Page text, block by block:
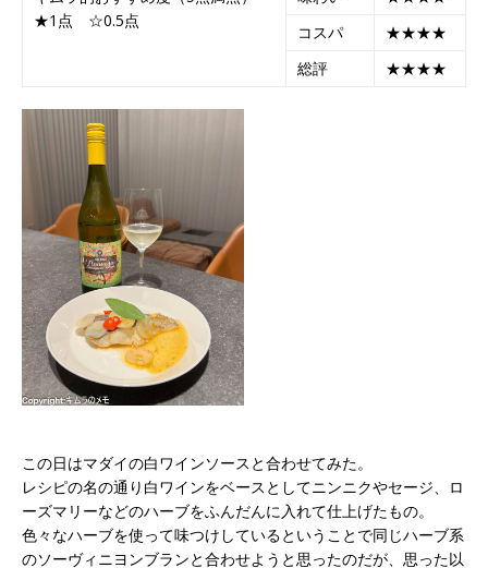
★1点 ☆0.5点
コスパ
★★★★
総評
★★★★
この日はマダイの白ワインソースと合わせてみた。
レシピの名の通り白ワインをベースとしてニンニクやセージ、ロ
ーズマリーなどのハーブをふんだんに入れて仕上げたもの。
色々なハーブを使って味つけしているということで同じハーブ系
のソーヴィニヨンブランと合わせようと思ったのだが、思った以